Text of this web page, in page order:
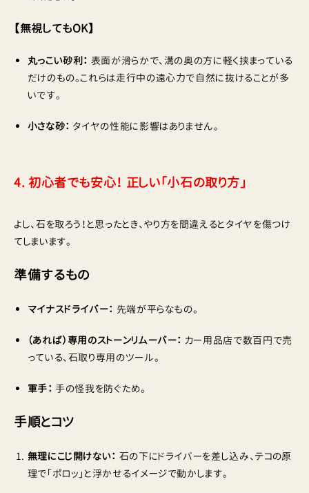
【無視してもOK】
丸っこい砂利： 表面が滑らかで、溝の奥の方に軽く挟まっている
だけのもの。これらは走行中の遠心力で自然に抜けることが多
いです。
小さな砂： タイヤの性能に影響はありません。
4. 初心者でも安心！ 正しい「小石の取り方」
よし、石を取ろう！と思ったとき、やり方を間違えるとタイヤを傷つけ
てしまいます。
準備するもの
マイナスドライバー： 先端が平らなもの。
（あれば）専用のストーンリムーバー： カー用品店で数百円で売
っている、石取り専用のツール。
軍手： 手の怪我を防ぐため。
手順とコツ
無理にこじ開けない： 石の下にドライバーを差し込み、テコの原
理で「ポロッ」と浮かせるイメージで動かします。